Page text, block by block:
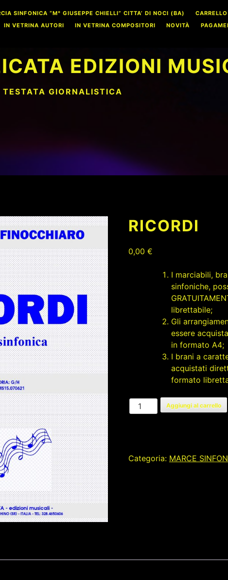
SINFONICA “M° GIUSEPPE CHIELLI” CITTA’ DI NOCI (BA)
CARRELLO
IN VETRINA AUTORI IN VETRINA COMPOSITORI NOVITÀ
EDIZIONI
GIORNALISTICA
RICORDI
0,00 €
I marciabili,
sinfoniche,
librettabile;
Gli
essere
in formato A4;
I brani a
acquistati
formato
RICORDI
quantità
Aggiungi al carrello
Categoria: MARCE